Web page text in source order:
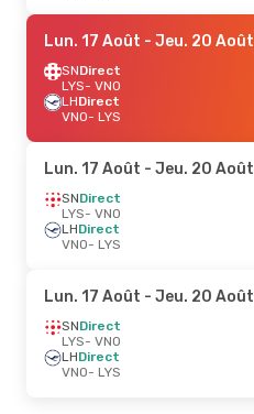
Lun. 17 Août - Jeu. 20 Août
SNDirect
LYS- VNO
LHDirect
VNO- LYS
Lun. 17 Août - Jeu. 20 Août
SNDirect
LYS- VNO
LHDirect
VNO- LYS
Lun. 17 Août - Jeu. 20 Août
SNDirect
LYS- VNO
LHDirect
VNO- LYS